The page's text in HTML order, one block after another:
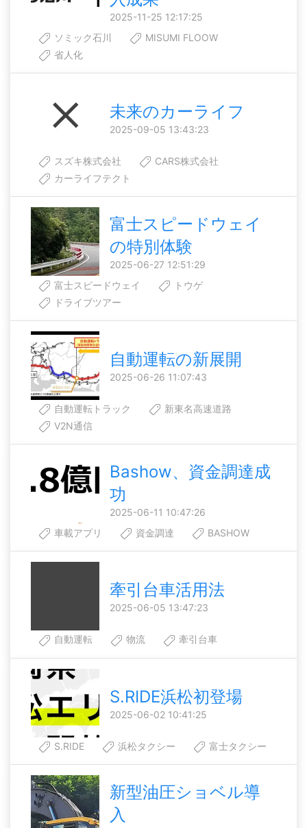
2025-11-25 12:17:25
ソミック石川
MISUMI FLOOW
省人化
未来のカーライフ
2025-09-05 13:43:23
スズキ株式会社
CARS株式会社
カーライフテクト
富士スピードウェイ
の特別体験
2025-06-27 12:51:29
富士スピードウェイ
トウゲ
ドライブツアー
自動運転の新展開
2025-06-26 11:07:43
自動運転トラック
新東名高速道路
V2N通信
Bashow、資金調達成
功
2025-06-11 10:47:26
車載アプリ
資金調達 BASHOW
牽引台車活用法
2025-06-05 13:47:23
自動運転 物流 牽引台車
S.RIDE浜松初登場
2025-06-02 10:41:25
S.RIDE 浜松タクシー 富士タクシー
新型油圧ショベル導
入